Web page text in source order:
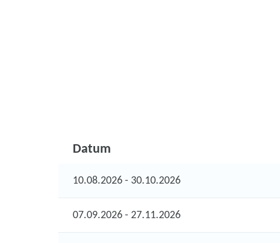
Datum
10.08.2026 - 30.10.2026
07.09.2026 - 27.11.2026